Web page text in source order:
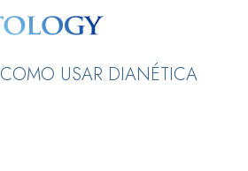
COMO USAR DIANÉTICA